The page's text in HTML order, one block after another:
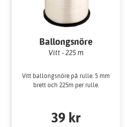
Ballongsnöre
Vitt - 225 m
Vitt ballongsnöre på rulle. 5 mm
brett och 225m per rulle.
39 kr